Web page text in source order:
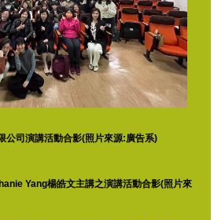
公司演講活動合影(照片來源:廣告系)
Yang楊皓文主講之演講活動合影(照片來